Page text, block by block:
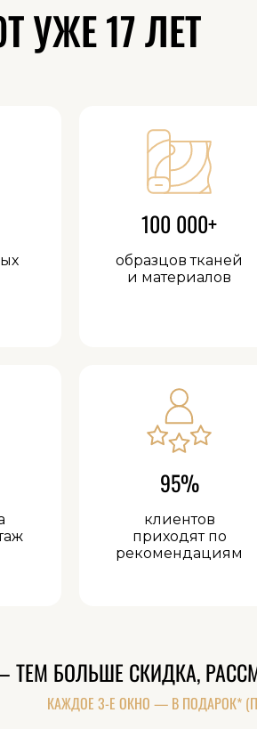
УЖЕ 17 ЛЕТ
100 000+
образцов тканей
и материалов
95%
клиентов
приходят по
рекомендациям
БОЛЬШЕ СКИДКА,
КАЖДОЕ 3-Е ОКНО — В ПОДАРОК*